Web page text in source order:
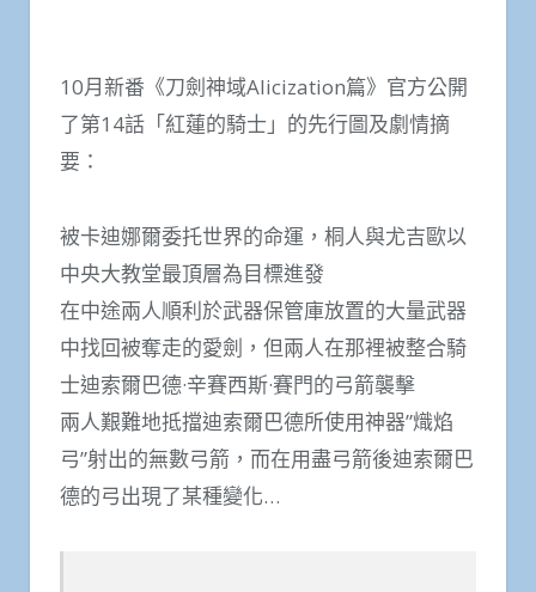
10月新番《刀劍神域Alicization篇》官方公開
了第14話「紅蓮的騎士」的先行圖及劇情摘
要：
被卡迪娜爾委托世界的命運，桐人與尤吉歐以
中央大教堂最頂層為目標進發
在中途兩人順利於武器保管庫放置的大量武器
中找回被奪走的愛劍，但兩人在那裡被整合騎
士迪索爾巴德·辛賽西斯·賽門的弓箭襲擊
兩人艱難地抵擋迪索爾巴德所使用神器”熾焰
弓”射出的無數弓箭，而在用盡弓箭後迪索爾巴
德的弓出現了某種變化…